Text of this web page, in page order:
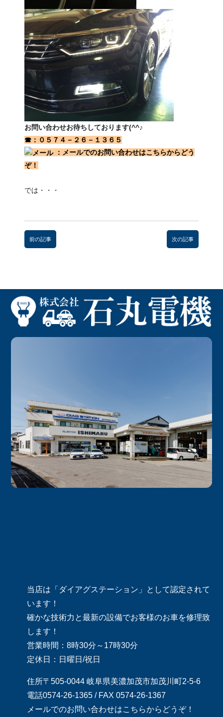
お問い合わせお待ちしております(^^♪
☎：０５７４－２６－１３６５
：メールでのお問い合わせはこちらからどう
ぞ！
では・・・
前
後
へ
の
前の記事 次の記事
当店は「ダイアグステーション」として認定されて
います！
確かな技術力と最新の設備でお客様のお車を修理致
します！
営業時間：8時30分～17時30分
定休日：日曜日/祝日
住所〒505-0044 岐阜県美濃加茂市加茂川町2-5-6
電話0574-26-1365 / FAX 0574-26-1367
メールでのお問い合わせはこちらからどうぞ！